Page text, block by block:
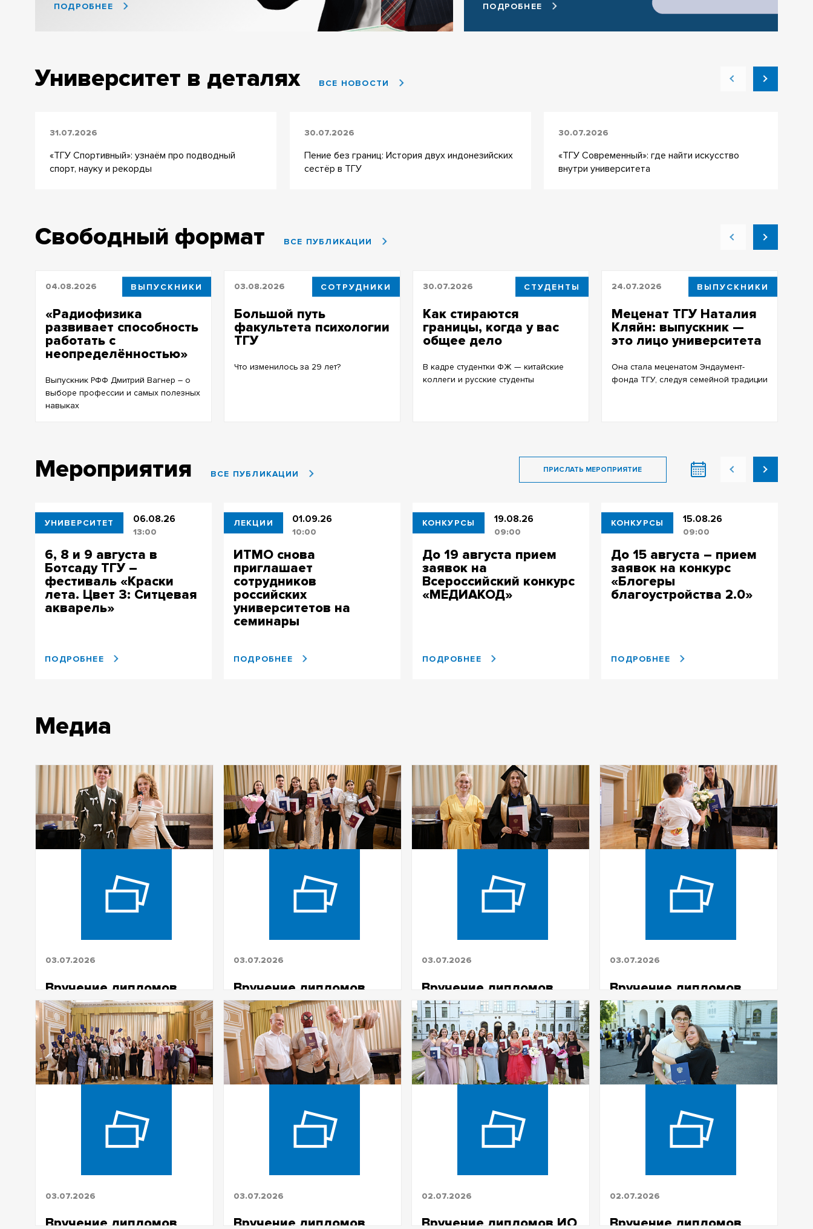
ПОДРОБНЕЕ ПОДРОБНЕЕ
Университет в деталях ВСЕ НОВОСТИ
31.07.2026
«ТГУ Спортивный»: узнаём про подводный
спорт, науку и рекорды
30.07.2026
Пение без границ: История двух индонезийских
сестёр в ТГУ
30.07.2026
«ТГУ Современный»: где найти искусство
внутри университета
Свободный формат ВСЕ ПУБЛИКАЦИИ
04.08.2026 ВЫПУСКНИКИ
«Радиофизика
развивает способность
работать с
неопределённостью»
Выпускник РФФ Дмитрий Вагнер – о
выборе профессии и самых полезных
навыках
03.08.2026 СОТРУДНИКИ
Большой путь
факультета психологии
ТГУ
Что изменилось за 29 лет?
30.07.2026 СТУДЕНТЫ
Как стираются
границы, когда у вас
общее дело
В кадре студентки ФЖ — китайские
коллеги и русские студенты
24.07.2026 ВЫПУСКНИКИ
Меценат ТГУ Наталия
Кляйн: выпускник —
это лицо университета
Она стала меценатом Эндаумент-
фонда ТГУ, следуя семейной традиции
Мероприятия ВСЕ ПУБЛИКАЦИИ ПРИСЛАТЬ МЕРОПРИЯТИЕ
УНИВЕРСИТЕТ 06.08.26
13:00
6, 8 и 9 августа в
Ботсаду ТГУ –
фестиваль «Краски
лета. Цвет 3: Ситцевая
акварель»
ПОДРОБНЕЕ
ЛЕКЦИИ 01.09.26
10:00
ИТМО снова
приглашает
сотрудников
российских
университетов на
семинары
ПОДРОБНЕЕ
КОНКУРСЫ 19.08.26
09:00
До 19 августа прием
заявок на
Всероссийский конкурс
«МЕДИАКОД»
ПОДРОБНЕЕ
КОНКУРСЫ 15.08.26
09:00
До 15 августа – прием
заявок на конкурс
«Блогеры
благоустройства 2.0»
ПОДРОБНЕЕ
Медиа
03.07.2026
Вручение дипломов
ИЭМ бакалавриат 2026
03.07.2026
Вручение дипломов
ФИТ 2026
03.07.2026
Вручение дипломов
ФилФ 2026
03.07.2026
Вручение дипломов
ИЭМ магистратура
2026
03.07.2026
Вручение дипломов
03.07.2026
Вручение дипломов
02.07.2026
Вручение дипломов ИО
02.07.2026
Вручение дипломов